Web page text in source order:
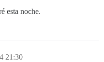
esta noche.
21:30